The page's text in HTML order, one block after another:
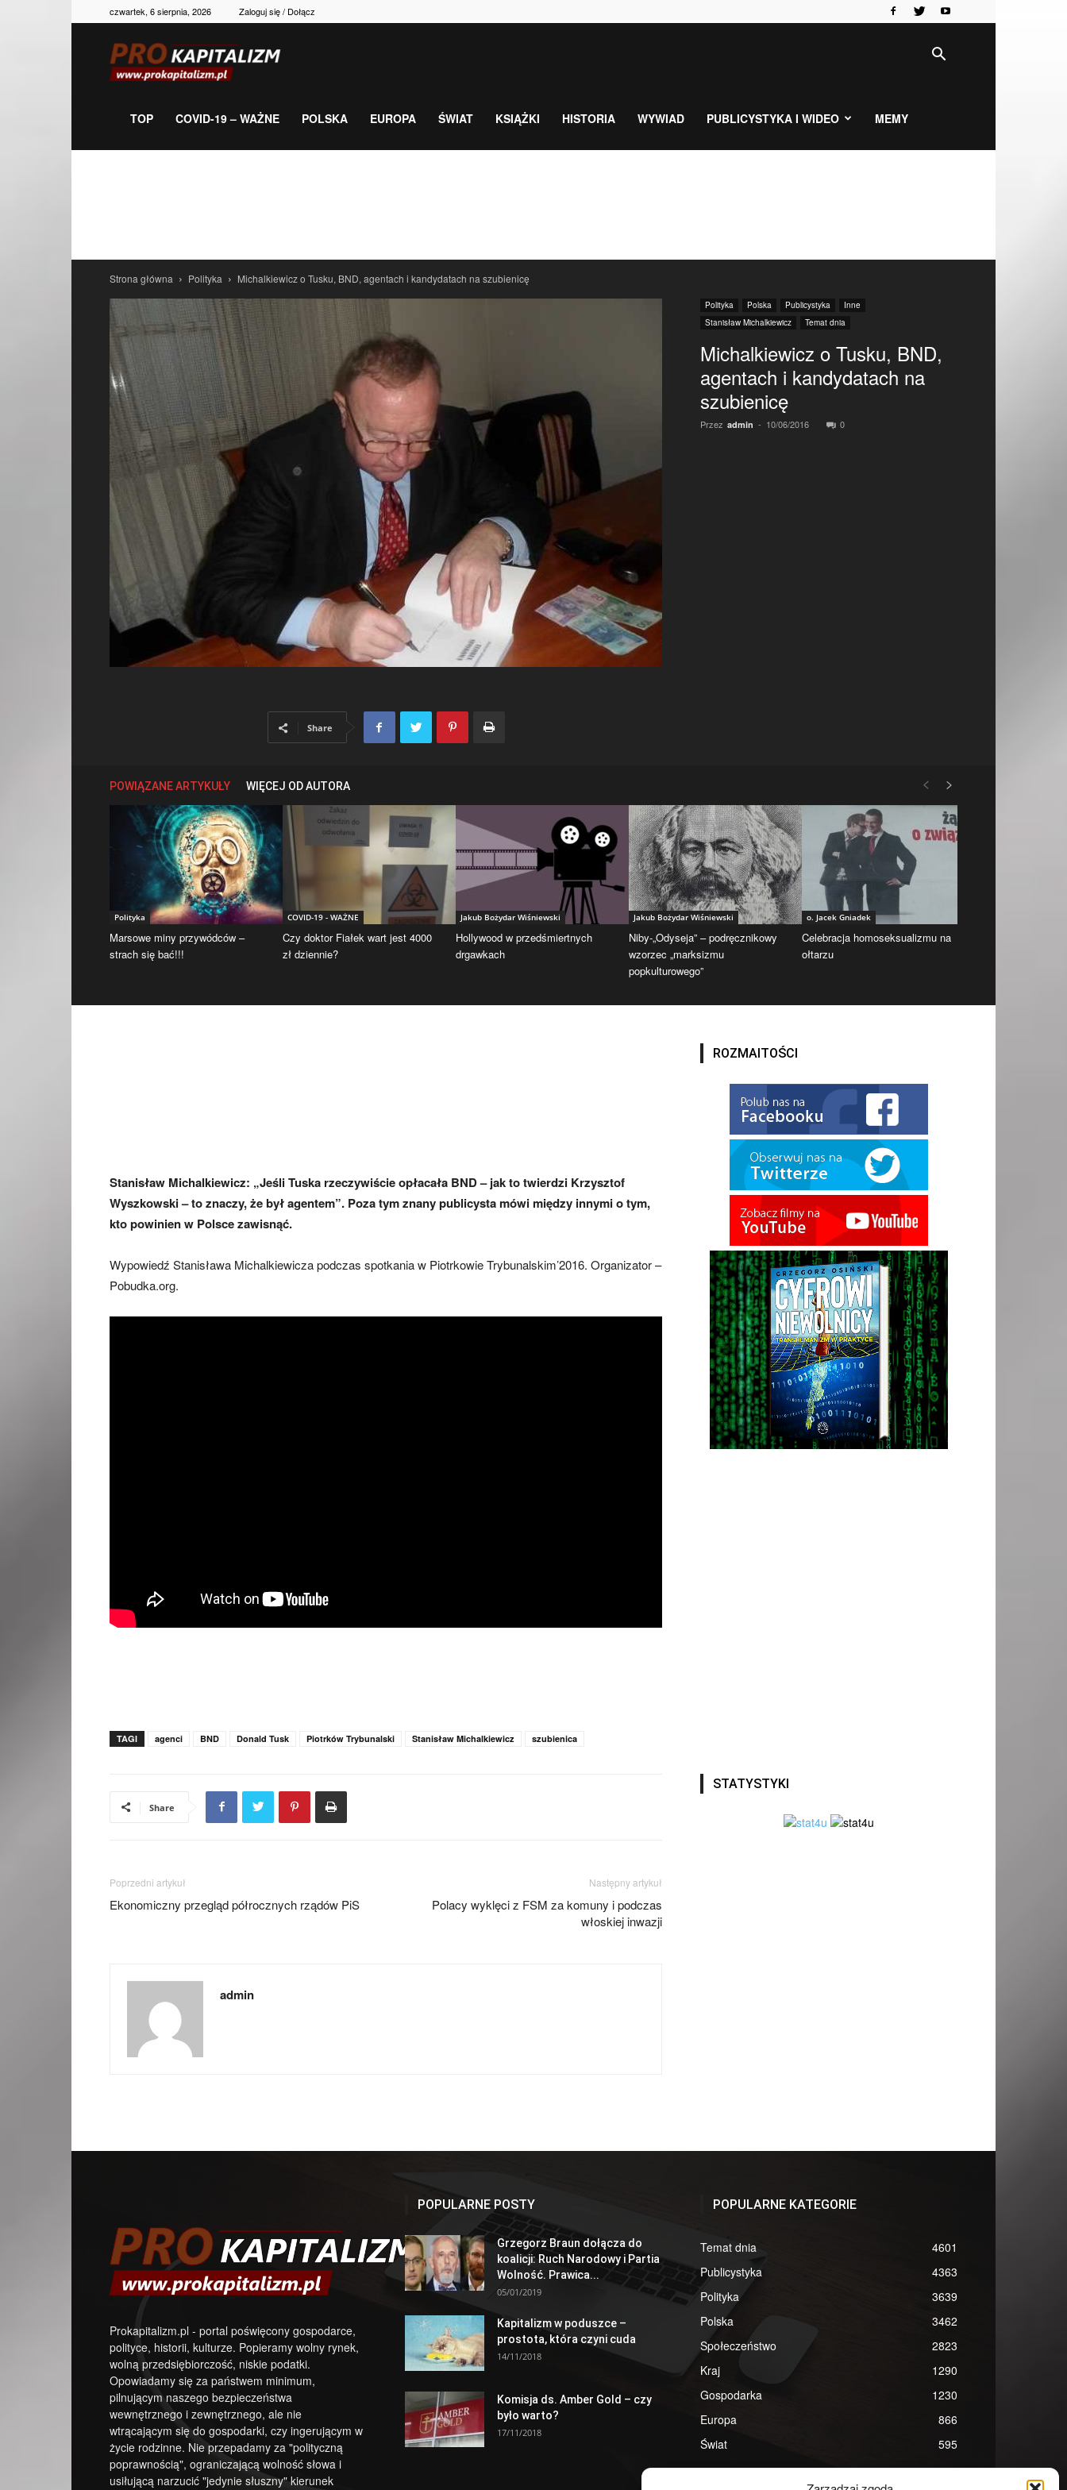
czwartek, 6 sierpnia, 2026 Zaloguj się / Dołącz
gospodarka,
TOP COVID-19 – WAŻNE POLSKA EUROPA ŚWIAT KSIĄŻKI HISTORIA WYWIAD PUBLICYSTYKA I WIDEO MEMY
Strona główna Polityka Michalkiewicz o Tusku, BND, agentach i kandydatach na szubienicę
Polityka Polska Publicystyka
Inne
Stanisław Michalkiewicz
Temat dnia
Michalkiewicz o Tusku, BND,
agentach i kandydatach na
szubienicę
Przez admin - 10/06/2016 0
Share
POWIĄZANE ARTYKUŁY WIĘCEJ OD AUTORA
Polityka
Marsowe miny przywódców –
strach się bać!!!
COVID-19 - WAŻNE
Czy doktor Fiałek wart jest 4000
zł dziennie?
Jakub Bożydar Wiśniewski
Hollywood w przedśmiertnych
drgawkach
Jakub Bożydar Wiśniewski
Niby-„Odyseja” – podręcznikowy
wzorzec „marksizmu
popkulturowego”
o. Jacek Gniadek
Celebracja homoseksualizmu na
ołtarzu
Stanisław Michalkiewicz: „Jeśli Tuska rzeczywiście opłacała BND – jak to twierdzi Krzysztof
Wyszkowski – to znaczy, że był agentem”. Poza tym znany publicysta mówi między innymi o tym,
kto powinien w Polsce zawisnąć.
Wypowiedź Stanisława Michalkiewicza podczas spotkania w Piotrkowie Trybunalskim’2016. Organizator –
Pobudka.org.
TAGI agenci BND Donald Tusk Piotrków Trybunalski Stanisław Michalkiewicz szubienica
Share
Poprzedni artykuł
Ekonomiczny przegląd półrocznych rządów PiS
Następny artykuł
Polacy wyklęci z FSM za komuny i podczas
włoskiej inwazji
admin
ROZMAITOŚCI
STATYSTYKI
Prokapitalizm.pl - portal poświęcony gospodarce,
polityce, historii, kulturze. Popieramy wolny rynek,
wolną przedsiębiorczość, niskie podatki.
Opowiadamy się za państwem minimum,
pilnującym naszego bezpieczeństwa
wewnętrznego i zewnętrznego, ale nie
wtrącającym się do gospodarki, czy ingerującym w
życie rodzinne. Nie przepadamy za "polityczną
poprawnością", ograniczającą wolność słowa i
usiłującą narzucić "jedynie słuszny" kierunek
POPULARNE POSTY
Grzegorz Braun dołącza do
koalicji: Ruch Narodowy i Partia
Wolność. Prawica...
05/01/2019
Kapitalizm w poduszce –
prostota, która czyni cuda
14/11/2018
Komisja ds. Amber Gold – czy
było warto?
17/11/2018
POPULARNE KATEGORIE
Temat dnia
4601
Publicystyka
4363
Polityka
3639
Polska
3462
Społeczeństwo
2823
Kraj
1290
Gospodarka
1230
Europa
866
Świat
595